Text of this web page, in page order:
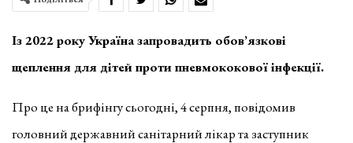
Із 2022 року Україна запровадить обов’язкові
щеплення для дітей проти пневмококової інфекції.
Про це на брифінгу сьогодні, 4 серпня, повідомив
головний державний санітарний лікар та заступник